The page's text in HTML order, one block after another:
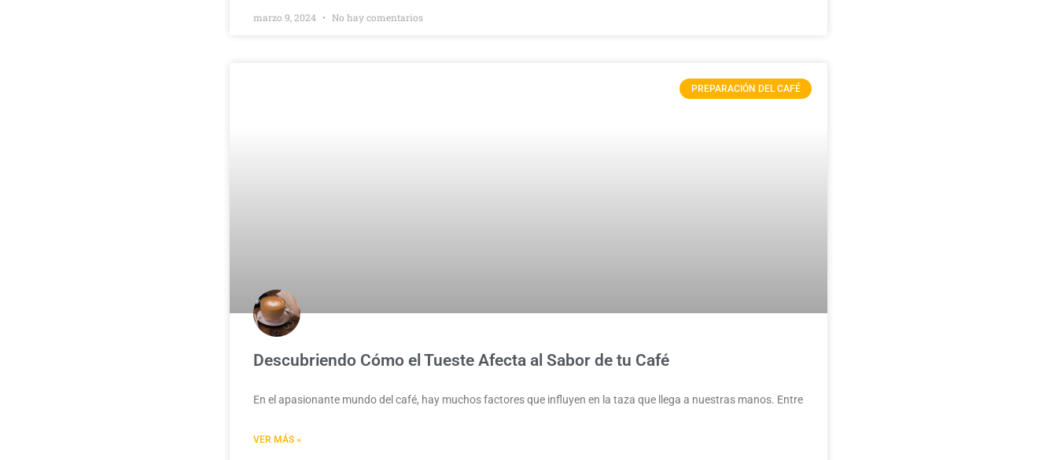
marzo 9, 2024 No hay comentarios
PREPARACIÓN DEL CAFÉ
Descubriendo Cómo el Tueste Afecta al Sabor de tu Café
En el apasionante mundo del café, hay muchos factores que influyen en la taza que llega a nuestras manos. Entre
VER MÁS »